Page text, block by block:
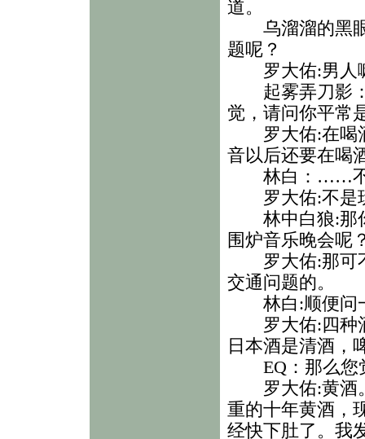
道。
乌溜溜的黑眼
题呢？
罗大佑:男人
起雾弄刀影：
觉，请问你平常
罗大佑:在喝酒
音以后还要在喝
林白：……不
罗大佑:不是
林中白狼:那你
围炉音乐晚会呢
罗大佑:那可不
交通问题的。
林白:顺便问
罗大佑:四种酒
日本酒是清酒，
EQ：那么您
罗大佑:黄酒。
重的十年黄酒，
经快下肚了。我